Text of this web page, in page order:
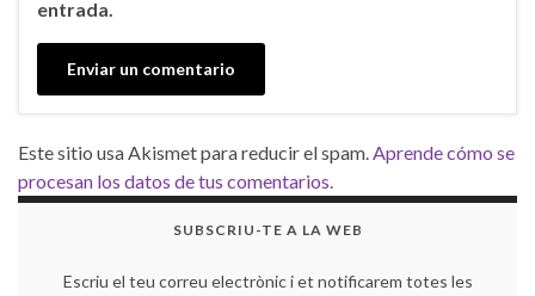
entrada.
Este sitio usa Akismet para reducir el spam.Aprende cómo se
procesan los datos de tus comentarios.
SUBSCRIU-TE A LA WEB
Escriu el teu correu electrònic i et notificarem totes les